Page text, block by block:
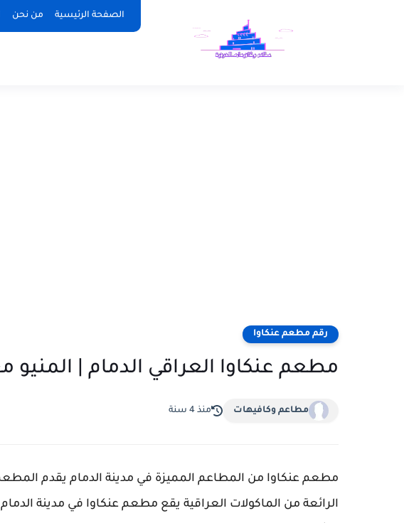
الصفحة الرئيسية من نحن
رقم مطعم عنكاوا
مطعم عنكاوا العراقي الدمام | المنيو
مطاعم وكافيهات منذ 4 سنة
مطعم عنكاوا من المطاعم المميزة في مدينة الدمام يقدم
الرائعة من الماكولات العراقية يقع مطعم عنكاوا في مدينة